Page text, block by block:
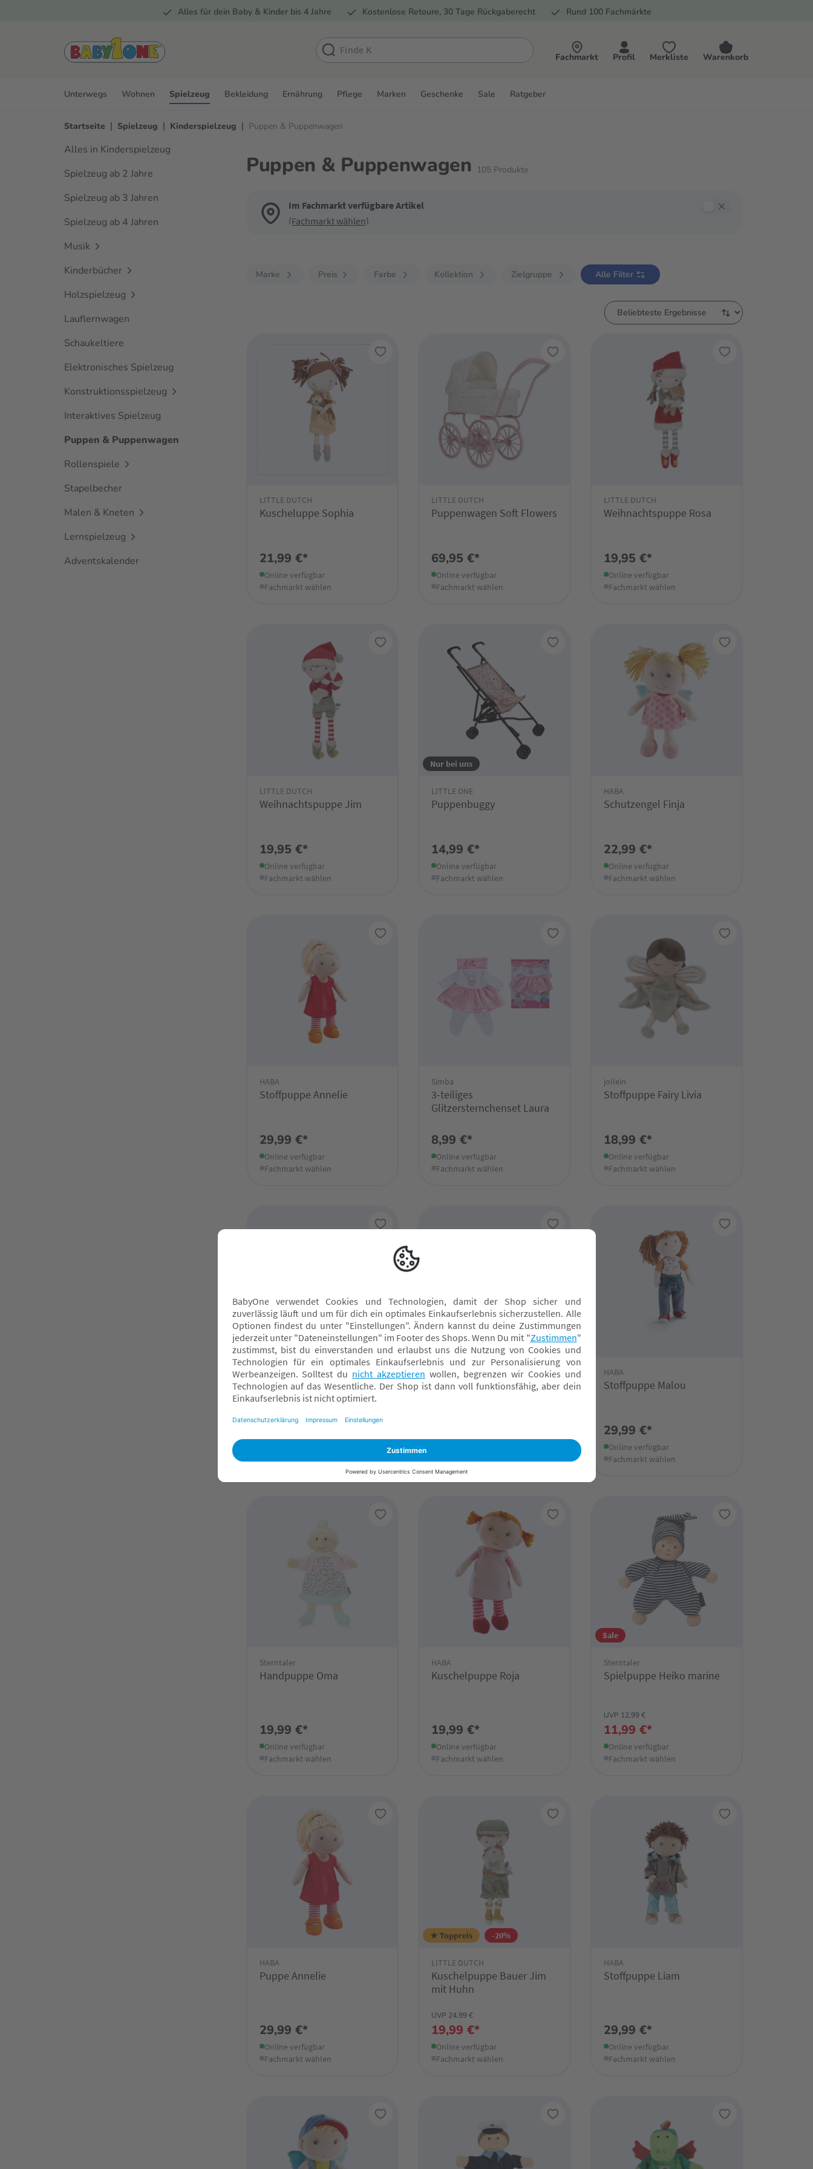
Alles für dein Baby & Kinder bis 4 Jahre Kostenlose Retoure, 30 Tage Rückgaberecht Rund 100 Fachmärkte
Fachmarkt Profil Merkliste Warenkorb
Unterwegs Wohnen Spielzeug Bekleidung Ernährung Pflege Marken Geschenke Sale Ratgeber
Startseite | Spielzeug | Kinderspielzeug | Puppen & Puppenwagen
Alles in Kinderspielzeug
Spielzeug ab 2 Jahre
Spielzeug ab 3 Jahren
Spielzeug ab 4 Jahren
Musik
Kinderbücher
Holzspielzeug
Lauflernwagen
Schaukeltiere
Elektronisches Spielzeug
Konstruktionsspielzeug
Interaktives Spielzeug
Puppen & Puppenwagen
Rollenspiele
Stapelbecher
Malen & Kneten
Lernspielzeug
Adventskalender
Puppen & Puppenwagen 105Produkte
Im Fachmarkt verfügbare Artikel
(Fachmarkt wählen)
Verwende die Filter, um die Produktliste nach deinen Wünschen einzugrenzen. Du kannst mit der Tab-Taste zwischen den Filtern navigieren und mit Enter
Marke Preis Farbe Kollektion Zielgruppe Alle Filter
LITTLE DUTCH
Kuscheluppe Sophia
21,99 €*
Online verfügbar
Fachmarkt wählen
LITTLE DUTCH
Puppenwagen Soft Flowers
69,95 €*
Online verfügbar
Fachmarkt wählen
LITTLE DUTCH
Weihnachtspuppe Rosa
19,95 €*
Online verfügbar
Fachmarkt wählen
LITTLE DUTCH
Weihnachtspuppe Jim
19,95 €*
Online verfügbar
Fachmarkt wählen
Nur bei uns
LITTLE ONE
Puppenbuggy
14,99 €*
Online verfügbar
Fachmarkt wählen
HABA
Schutzengel Finja
22,99 €*
Online verfügbar
Fachmarkt wählen
HABA
Stoffpuppe Annelie
29,99 €*
Online verfügbar
Fachmarkt wählen
Simba
3-teiliges
Glitzersternchenset Laura
8,99 €*
Online verfügbar
Fachmarkt wählen
jollein
Stoffpuppe Fairy Livia
18,99 €*
Online verfügbar
Fachmarkt wählen
jollein
Stoffpuppe Lady Lynn
Fachmarkt wählen
jollein
Stoffpuppe Katze Jill
Fachmarkt wählen
HABA
Stoffpuppe Malou
29,99 €*
Online verfügbar
Fachmarkt wählen
Sterntaler
Handpuppe Oma
19,99 €*
Online verfügbar
Fachmarkt wählen
HABA
Kuschelpuppe Roja
19,99 €*
Online verfügbar
Fachmarkt wählen
Sale
Sterntaler
Spielpuppe Heiko marine
UVP 12,99 €
11,99 €*
Online verfügbar
Fachmarkt wählen
HABA
Puppe Annelie
29,99 €*
Online verfügbar
Fachmarkt wählen
★ Toppreis -20%
LITTLE DUTCH
Kuschelpuppe Bauer Jim
mit Huhn
UVP 24,99 €
19,99 €*
Online verfügbar
Fachmarkt wählen
HABA
Stoffpuppe Liam
29,99 €*
Online verfügbar
Fachmarkt wählen